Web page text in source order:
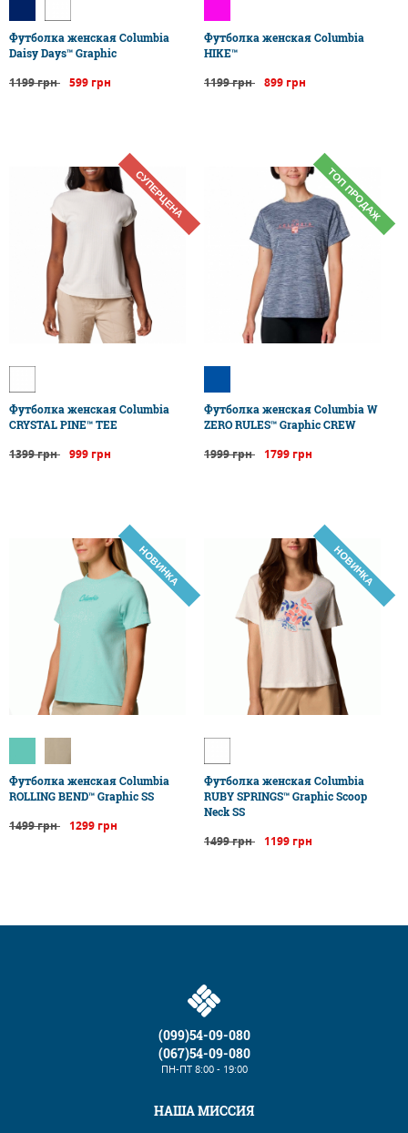
Футболка женская Columbia
Daisy Days™ Graphic
1199 грн 599 грн
Футболка женская Columbia
HIKE™
1199 грн 899 грн
СУПЕРЦЕНА
Футболка женская Columbia
CRYSTAL PINE™ TEE
1399 грн 999 грн
ТОП ПРОДАЖ
Футболка женская Columbia W
ZERO RULES™ Graphic CREW
1999 грн 1799 грн
НОВИНКА
Футболка женская Columbia
ROLLING BEND™ Graphic SS
1499 грн 1299 грн
НОВИНКА
Футболка женская Columbia
RUBY SPRINGS™ Graphic Scoop
Neck SS
1499 грн 1199 грн
(099)54-09-080
(067)54-09-080
ПН-ПТ8:00 - 19:00
НАША МИССИЯ